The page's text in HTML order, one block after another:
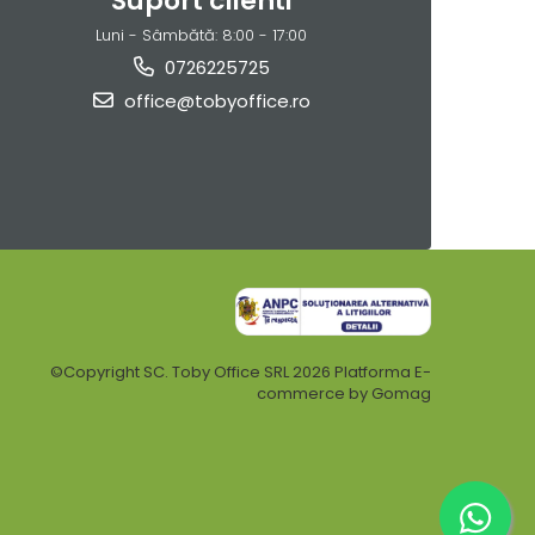
Luni - Sâmbătă: 8:00 - 17:00
0726225725
office@tobyoffice.ro
©Copyright SC. Toby Office SRL 2026 Platforma E-
commerce by Gomag